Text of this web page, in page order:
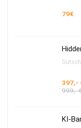
79€
397,-
999,-
KI-